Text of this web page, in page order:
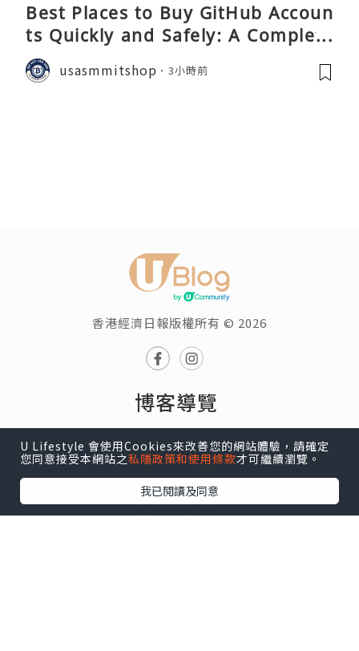
Best Places to Buy GitHub Accoun
ts Quickly and Safely: A Complete
Guide
usasmmitshop 3小時前
香港經濟日報版權所有 © 2026
博客導覽
探索 VLOG 推薦文章 星級博客 意見回饋
博客投稿
我的博客
U Lifestyle 會使用Cookies來改善您的網站體驗，請確定
您同意接受本網站之私隱政策和使用條款才可繼續瀏覽。
我已閱讀及同意